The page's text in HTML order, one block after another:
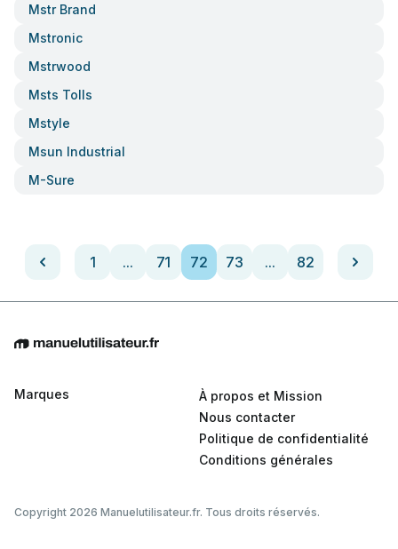
Mstr Brand
Mstronic
Mstrwood
Msts Tolls
Mstyle
Msun Industrial
M-Sure
1 ... 71 72 73 ... 82
Marques
À propos et Mission
Nous contacter
Politique de confidentialité
Conditions générales
Copyright 2026 Manuelutilisateur.fr. Tous droits réservés.